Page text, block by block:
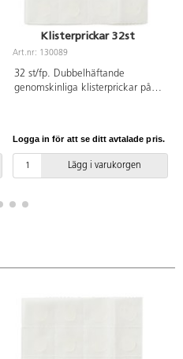
Klisterprickar 32st
Art.nr: 130089
32 st/fp. Dubbelhäftande
genomskinliga klisterprickar på
Logga in för att se ditt avtalade pris.
Lägg i varukorgen